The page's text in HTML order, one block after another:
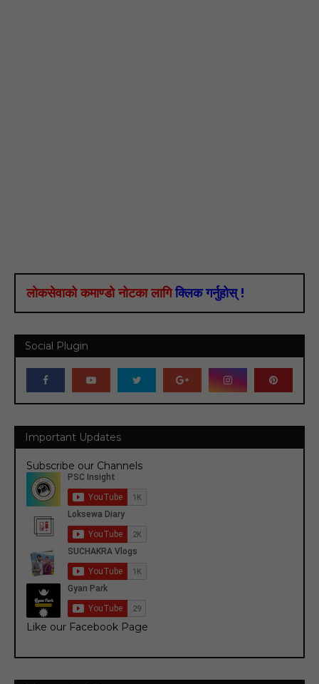
लोकसेवाको कमाण्डो नोटका लागि क्लिक गर्नुहोस् !
Social Plugin
Important Updates
Subscribe our Channels
Like our Facebook Page